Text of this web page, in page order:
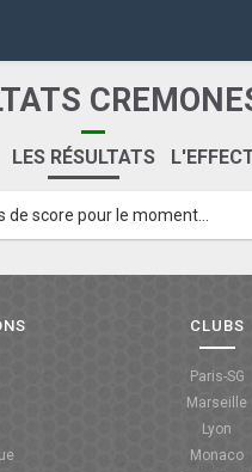
LES RÉSULTATS
de score pour le moment...
CLUBS
Paris-SG
Marseille
Lyon
Monaco